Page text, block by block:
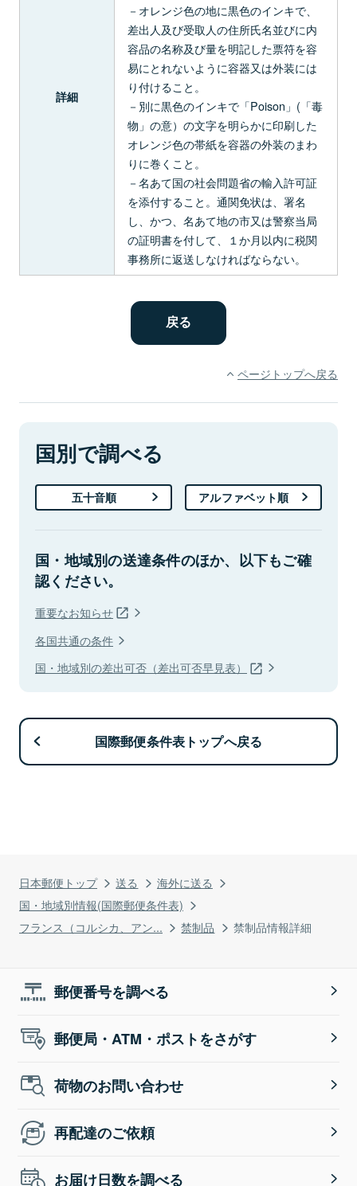
日本郵便トップ 送る
海外に送る
国・地域別情報(国際郵便条件表)
フランス（コルシカ、アン...
禁制品 禁制品情報詳細
詳細
－オレンジ色の地に黒色のインキで、
差出人及び受取人の住所氏名並びに内
容品の名称及び量を明記した票符を容
易にとれないように容器又は外装には
り付けること。
－別に黒色のインキで「Poison」(「毒
物」の意）の文字を明らかに印刷した
オレンジ色の帯紙を容器の外装のまわ
りに巻くこと。
－名あて国の社会問題省の輸入許可証
を添付すること。通関免状は、署名
し、かつ、名あて地の市又は警察当局
の証明書を付して、１か月以内に税関
事務所に返送しなければならない。
ページトップへ戻る
国別で調べる
五十音順 アルファベット順
国・地域別の送達条件のほか、以下もご確
認ください。
重要なお知らせ
各国共通の条件
国・地域別の差出可否（差出可否早見表）
国際郵便条件表トップへ戻る
郵便番号を調べる
郵便局・ATM・ポストをさがす
荷物のお問い合わせ
再配達のご依頼
お届け日数を調べる